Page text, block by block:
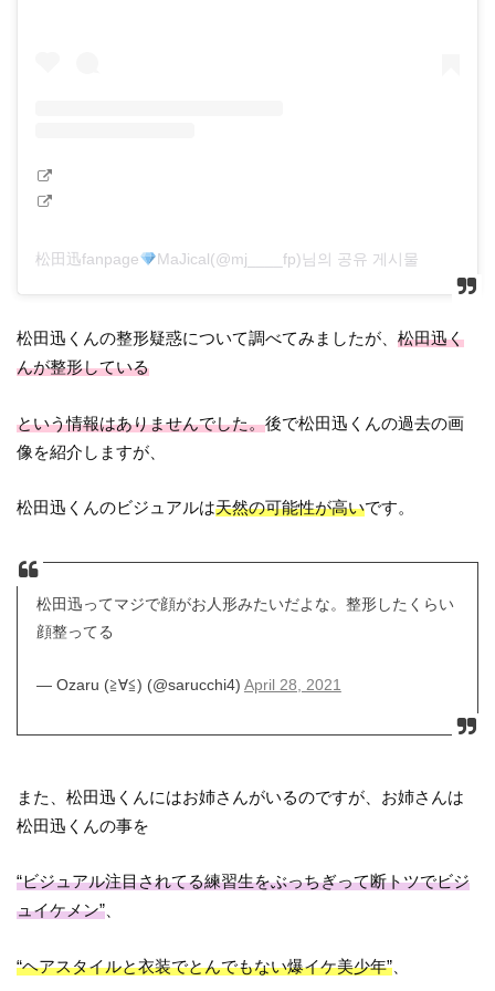
松田迅fanpage MaJical(@mj____fp)님의 공유 게시물
松田迅くんの整形疑惑について調べてみましたが、松田迅く
んが整形している
という情報はありませんでした。後で松田迅くんの過去の画
像を紹介しますが、
松田迅くんのビジュアルは天然の可能性が高いです。
松田迅ってマジで顔がお人形みたいだよな。整形したくらい
顔整ってる
— Ozaru (≧∀≦) (@sarucchi4) April 28, 2021
また、松田迅くんにはお姉さんがいるのですが、お姉さんは
松田迅くんの事を
“ビジュアル注目されてる練習生をぶっちぎって断トツでビジ
ュイケメン”
“ヘアスタイルと衣装でとんでもない爆イケ美少年”